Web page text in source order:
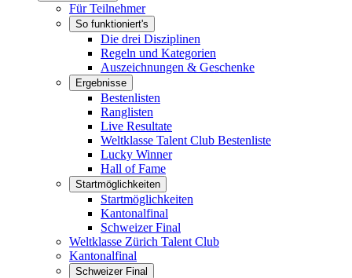
Für Teilnehmer
So funktioniert's
Die drei Disziplinen
Regeln und Kategorien
Auszeichnungen & Geschenke
Ergebnisse
Bestenlisten
Ranglisten
Live Resultate
Weltklasse Talent Club Bestenliste
Lucky Winner
Hall of Fame
Startmöglichkeiten
Startmöglichkeiten
Kantonalfinal
Schweizer Final
Weltklasse Zürich Talent Club
Kantonalfinal
Schweizer Final